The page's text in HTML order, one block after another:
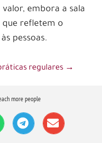
embora a sala
que refletem o
pessoas.
regulares →
more people